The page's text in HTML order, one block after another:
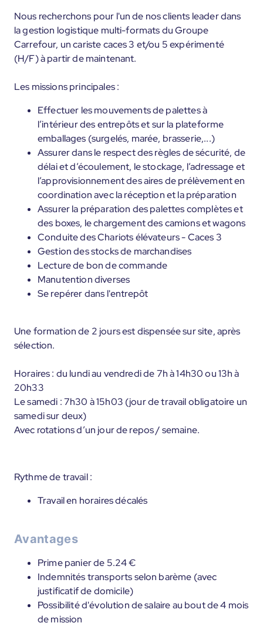
Nous recherchons pour l'un de nos clients leader dans
la gestion logistique multi-formats du Groupe
Carrefour, un cariste caces 3 et/ou 5 expérimenté
(H/F) à partir de maintenant.
Les missions principales :
Effectuer les mouvements de palettes à
l’intérieur des entrepôts et sur la plateforme
emballages (surgelés, marée, brasserie,...)
Assurer dans le respect des règles de sécurité, de
délai et d’écoulement, le stockage, l’adressage et
l’approvisionnement des aires de prélèvement en
coordination avec la réception et la préparation
Assurer la préparation des palettes complètes et
des boxes, le chargement des camions et wagons
Conduite des Chariots élévateurs - Caces 3
Gestion des stocks de marchandises
Lecture de bon de commande
Manutention diverses
Se repérer dans l'entrepôt
Une formation de 2 jours est dispensée sur site, après
sélection.
Horaires : du lundi au vendredi de 7h à 14h30 ou 13h à
20h33
Le samedi : 7h30 à 15h03 (jour de travail obligatoire un
samedi sur deux)
Avec rotations d’un jour de repos / semaine.
Rythme de travail :
Travail en horaires décalés
Avantages
Prime panier de 5.24 €
Indemnités transports selon barème (avec
justificatif de domicile)
Possibilité d'évolution de salaire au bout de 4 mois
de mission